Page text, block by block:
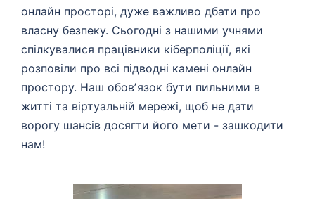
онлайн просторі, дуже важливо дбати про
власну безпеку. Сьогодні з нашими учнями
спілкувалися працівники кіберполіції, які
розповіли про всі підводні камені онлайн
простору. Наш обовʼязок бути пильними в
житті та віртуальній мережі, щоб не дати
ворогу шансів досягти його мети - зашкодити
нам!